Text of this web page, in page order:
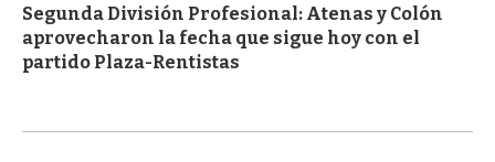
Segunda División Profesional: Atenas y Colón
aprovecharon la fecha que sigue hoy con el
partido Plaza-Rentistas